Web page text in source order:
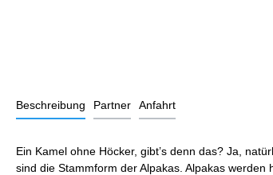
Beschreibung Partner Anfahrt
Ein Kamel ohne Höcker, gibt’s denn das? Ja,
sind die Stammform der Alpakas. Alpakas